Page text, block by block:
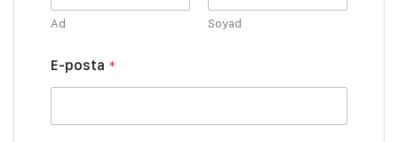
Ad Soyad
E-posta *